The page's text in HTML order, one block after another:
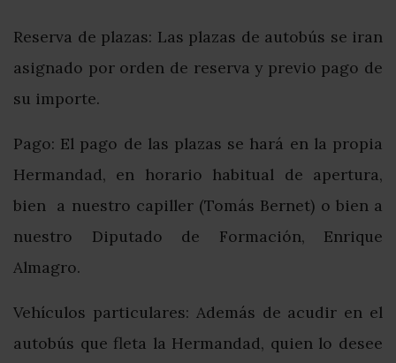
Reserva de plazas: Las plazas de autobús se iran
asignado por orden de reserva y previo pago de
su importe.
Pago: El pago de las plazas se hará en la propia
Hermandad, en horario habitual de apertura,
bien a nuestro capiller (Tomás Bernet) o bien a
nuestro Diputado de Formación, Enrique
Almagro.
Vehículos particulares: Además de acudir en el
autobús que fleta la Hermandad, quien lo desee